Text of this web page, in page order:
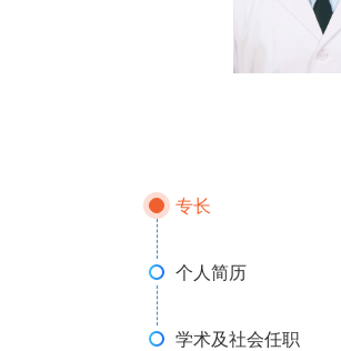
专长
个人简历
学术及社会任职